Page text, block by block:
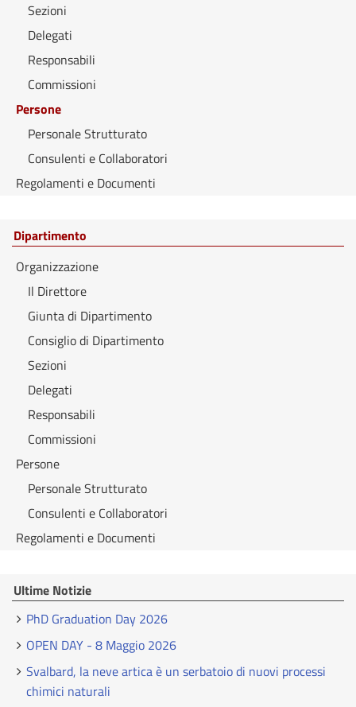
Sezioni
Delegati
Responsabili
Commissioni
Persone
Personale Strutturato
Consulenti e Collaboratori
Regolamenti e Documenti
Dipartimento
Organizzazione
Il Direttore
Giunta di Dipartimento
Consiglio di Dipartimento
Sezioni
Delegati
Responsabili
Commissioni
Persone
Personale Strutturato
Consulenti e Collaboratori
Regolamenti e Documenti
Ultime Notizie
PhD Graduation Day 2026
OPEN DAY - 8 Maggio 2026
Svalbard, la neve artica è un serbatoio di nuovi processi
chimici naturali